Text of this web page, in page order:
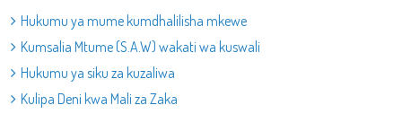
Hukumu ya mume kumdhalilisha mkewe
Kumsalia Mtume (S.A.W) wakati wa kuswali
Hukumu ya siku za kuzaliwa
Kulipa Deni kwa Mali za Zaka